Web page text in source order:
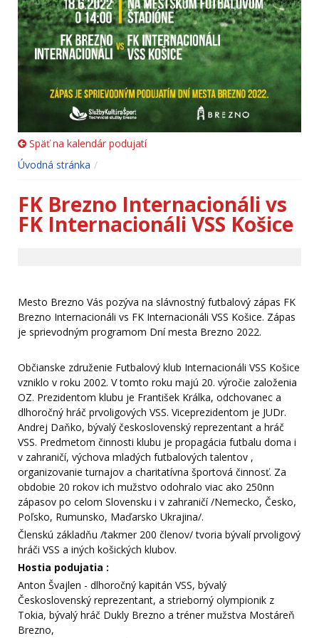
Späť na kalendár podujatí
Úvodná stránka
FK Brezno Internacionáli vs
FK Internacionáli VSS Košice
Mesto Brezno Vás pozýva na slávnostný futbalový zápas FK
Brezno Internacionáli vs FK Internacionáli VSS Košice. Zápas
je sprievodným programom Dní mesta Brezno 2022.
Občianske združenie Futbalový klub Internacionáli VSS Košice
vzniklo v roku 2002. V tomto roku majú 20. výročie založenia
OZ. Prezidentom klubu je František Králka, odchovanec a
dlhoročný hráč prvoligových VSS. Viceprezidentom je JUDr.
Andrej Daňko, bývalý československý reprezentant a hráč
VSS. Predmetom činnosti klubu je propagácia futbalu doma i
v zahraničí, výchova mladých futbalových talentov ,
organizovanie turnajov a charitatívna športová činnosť. Za
obdobie 20 rokov ich mužstvo odohralo viac ako 250nn
zápasov po celom Slovensku i v zahraničí /Nemecko, Česko,
Poľsko, Rumunsko, Maďarsko Ukrajina/.
Členskú základňu /takmer 200 členov/ tvoria bývalí prvoligový
hráči VSS a iných košických klubov.
Hostia podujatia :
Anton Švajlen - dlhoročný kapitán VSS, bývalý
Československý reprezentant, a strieborný olympionik z
Tokia, bývalý hráč Dukly Brezno a tréner mužstva Mostáreň
Brezno,